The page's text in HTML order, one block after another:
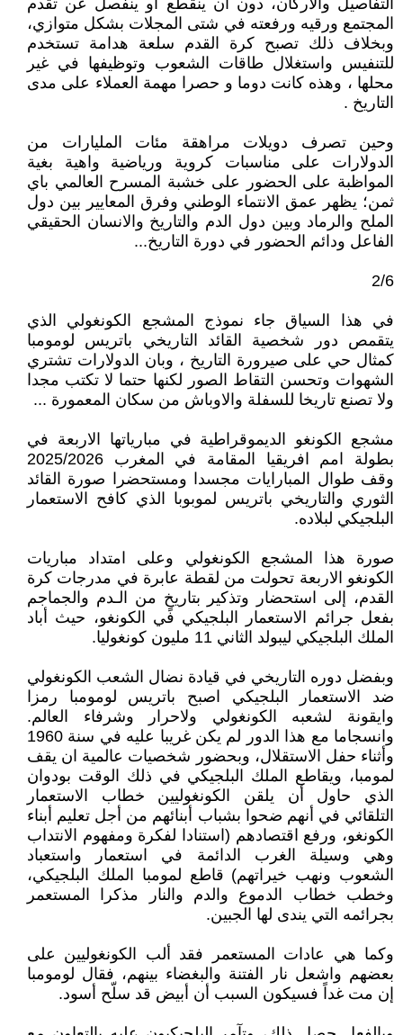
التفاصيل والاركان، دون ان ينقطع او ينفصل عن تقدم
المجتمع ورقيه ورفعته في شتى المجلات بشكل متوازي،
وبخلاف ذلك تصبح كرة القدم سلعة هدامة تستخدم
للتنفيس واستغلال طاقات الشعوب وتوظيفها في غير
محلها ، وهذه كانت دوما و حصرا مهمة العملاء على مدى
التاريخ .
وحين تصرف دويلات مراهقة مئات المليارات من
الدولارات على مناسبات كروية ورياضية واهية بغية
المواظبة على الحضور على خشبة المسرح العالمي باي
ثمن؛ يظهر عمق الانتماء الوطني وفرق المعايير بين دول
الملح والرماد وبين دول الدم والتاريخ والانسان الحقيقي
الفاعل ودائم الحضور في دورة التاريخ...
2/6
في هذا السياق جاء نموذج المشجع الكونغولي الذي
يتقمص دور شخصية القائد التاريخي باتريس لومومبا
كمثال حي على صيرورة التاريخ ، وبان الدولارات تشتري
الشهوات وتحسن التقاط الصور لكنها حتما لا تكتب مجدا
ولا تصنع تاريخا للسفلة والاوباش من سكان المعمورة ...
مشجع الكونغو الديموقراطية في مبارياتها الاربعة في
بطولة امم افريقيا المقامة في المغرب 2025/2026
وقف طوال المبارايات مجسدا ومستحضرا صورة القائد
الثوري والتاريخي باتريس لموبوبا الذي كافح الاستعمار
البلجيكي لبلاده.
صورة هذا المشجع الكونغولي وعلى امتداد مباريات
الكونغو الاربعة تحولت من لقطة عابرة في مدرجات كرة
القدم، إلى استحضار وتذكير بتاريخٍ من الـدم والجماجم
بفعل جرائم الاستعمار البلجيكي في الكونغو، حيث أباد
الملك البلجيكي ليبولد الثاني 11 مليون كونغوليا.
وبفضل دوره التاريخي في قيادة نضال الشعب الكونغولي
ضد الاستعمار البلجيكي اصبح باتريس لومومبا رمزا
وايقونة لشعبه الكونغولي ولاحرار وشرفاء العالم.
وانسجاما مع هذا الدور لم يكن غريبا عليه في سنة 1960
وأثناء حفل الاستقلال، وبحضور شخصيات عالمية ان يقف
لمومبا، ويقاطع الملك البلجيكي في ذلك الوقت بودوان
الذي حاول أن يلقن الكونغوليين خطاب الاستعمار
التلقائي في أنهم ضحوا بشباب أبنائهم من أجل تعليم أبناء
الكونغو، ورفع اقتصادهم (استنادا لفكرة ومفهوم الانتداب
وهي وسيلة الغرب الدائمة في استعمار واستعباد
الشعوب ونهب خيراتهم) قاطع لمومبا الملك البلجيكي،
وخطب خطاب الدموع والدم والنار مذكرا المستعمر
بجرائمه التي يندى لها الجبين.
وكما هي عادات المستعمر فقد ألب الكونغوليين على
بعضهم واشعل نار الفتنة والبغضاء بينهم، فقال لومومبا
إن مت غداً فسيكون السبب أن أبيض قد سلّح أسود.